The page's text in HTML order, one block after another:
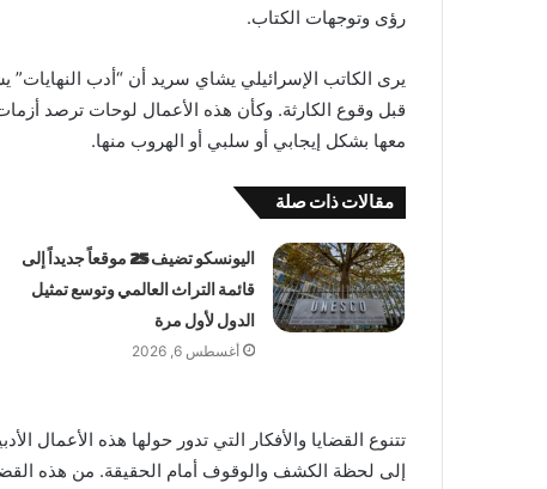
رؤى وتوجهات الكتاب.
يرى الكاتب الإسرائيلي يشاي سريد أن “أدب
قبل وقوع الكارثة. وكأن هذه الأعمال لوحات ترصد
معها بشكل إيجابي أو سلبي أو الهروب منها.
مقالات ذات صلة
اليونسكو تضيف 25 موقعاً جديداً إلى
قائمة التراث العالمي وتوسع تمثيل
الدول لأول مرة
أغسطس 6, 2026
تتنوع القضايا والأفكار التي تدور حولها هذه الأعمال
إلى لحظة الكشف والوقوف أمام الحقيقة. من هذه